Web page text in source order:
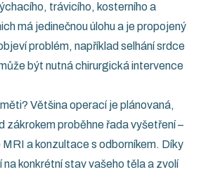
trávicího, kosterního a
má jedinečnou úlohu a je propojený
problém, například selhání srdce
být nutná chirurgická intervence
Většina operací je plánovaná,
zákrokem proběhne řada vyšetření –
a konzultace s odborníkem. Díky
na konkrétní stav vašeho těla a zvolí